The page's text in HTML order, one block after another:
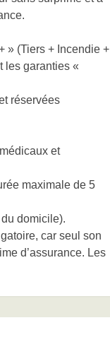
» (Tiers + Incendie +
les garanties «
réservées
et
maximale de 5
domicile).
car seul son
d’assurance. Les